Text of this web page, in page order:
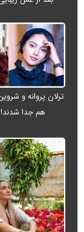
ترلان پروانه و
هم جدا